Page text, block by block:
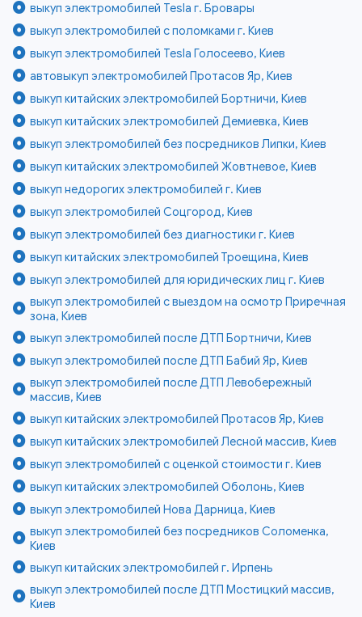
выкуп электромобилей Tesla г. Бровары
выкуп электромобилей с поломками г. Киев
выкуп электромобилей Tesla Голосеево, Киев
автовыкуп электромобилей Протасов Яр, Киев
выкуп китайских электромобилей Бортничи, Киев
выкуп китайских электромобилей Демиевка, Киев
выкуп электромобилей без посредников Липки, Киев
выкуп китайских электромобилей Жовтневое, Киев
выкуп недорогих электромобилей г. Киев
выкуп электромобилей Соцгород, Киев
выкуп электромобилей без диагностики г. Киев
выкуп китайских электромобилей Троещина, Киев
выкуп электромобилей для юридических лиц г. Киев
выкуп электромобилей с выездом на осмотр Приречная
зона, Киев
выкуп электромобилей после ДТП Бортничи, Киев
выкуп электромобилей после ДТП Бабий Яр, Киев
выкуп электромобилей после ДТП Левобережный
массив, Киев
выкуп китайских электромобилей Протасов Яр, Киев
выкуп китайских электромобилей Лесной массив, Киев
выкуп электромобилей с оценкой стоимости г. Киев
выкуп китайских электромобилей Оболонь, Киев
выкуп электромобилей Нова Дарница, Киев
выкуп электромобилей без посредников Соломенка,
Киев
выкуп китайских электромобилей г. Ирпень
выкуп электромобилей после ДТП Мостицкий массив,
Киев